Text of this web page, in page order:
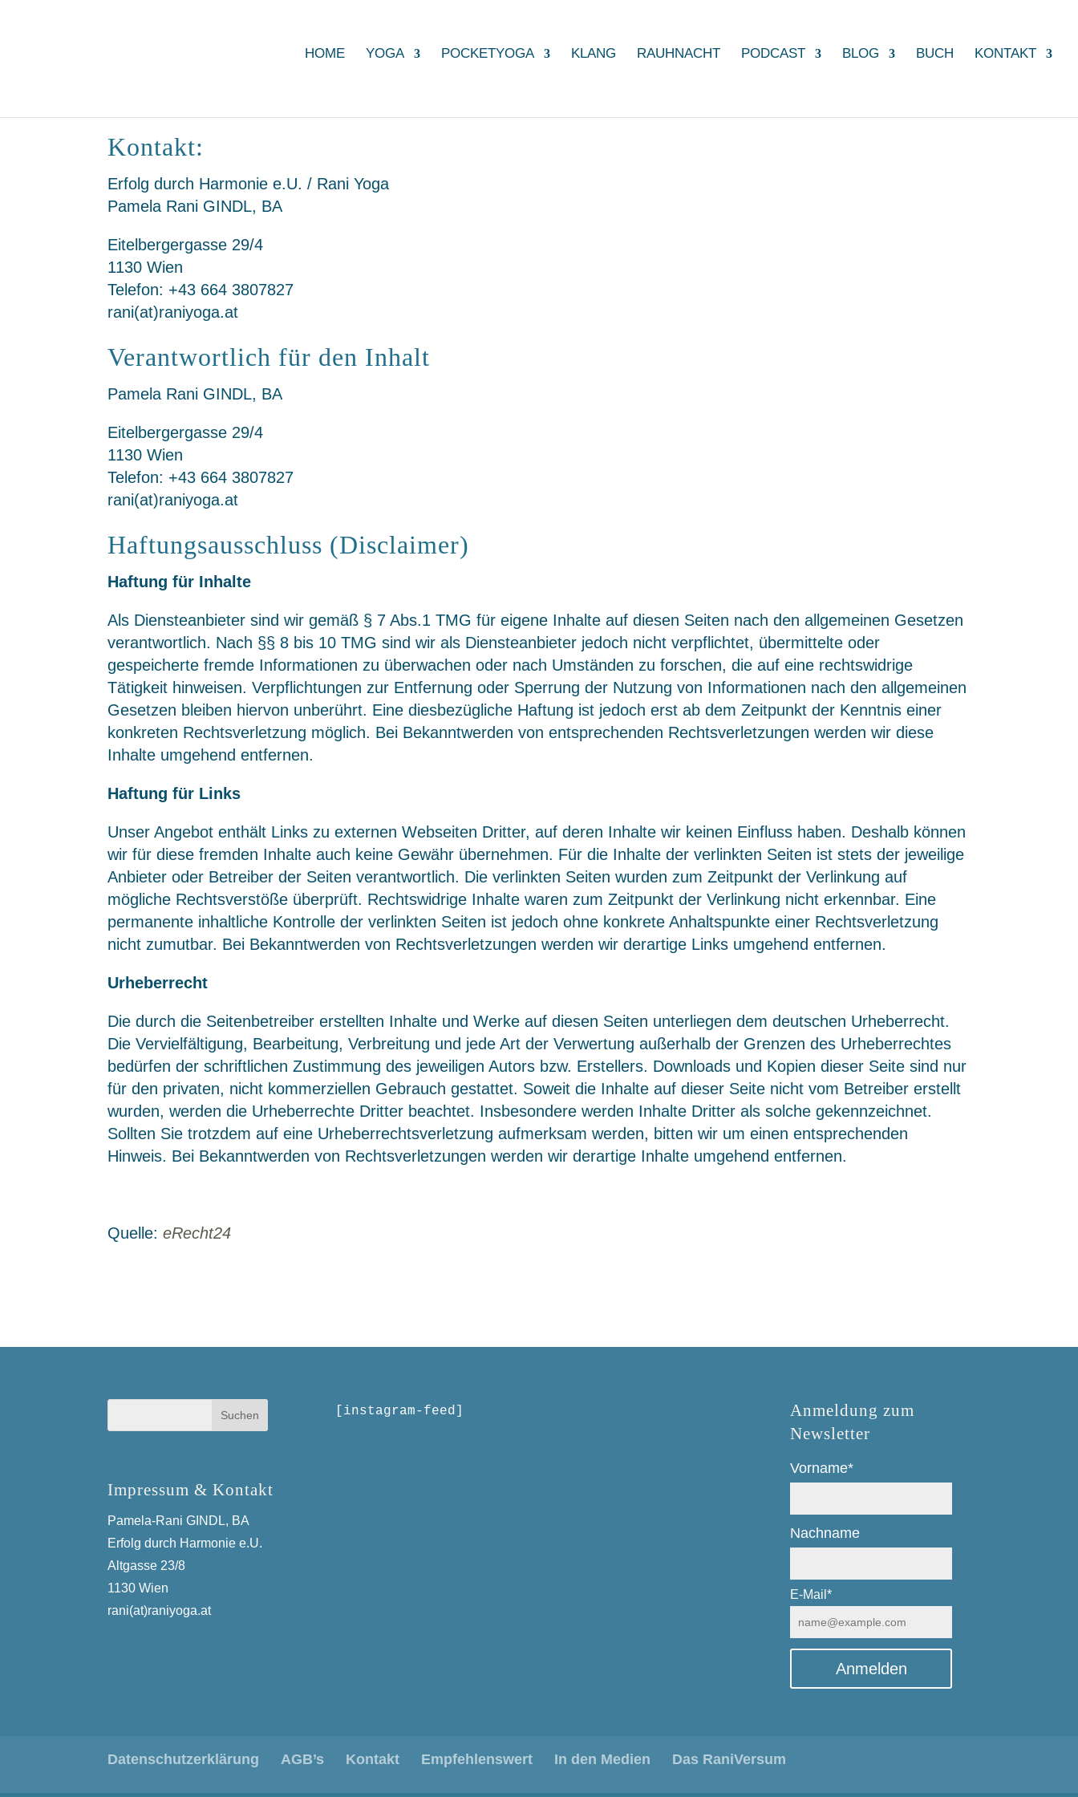
HOME YOGA POCKETYOGA KLANG RAUHNACHT PODCAST BLOG BUCH KONTAKT
Kontakt:
Erfolg durch Harmonie e.U. / Rani Yoga
Pamela Rani GINDL, BA
Eitelbergergasse 29/4
1130 Wien
Telefon: +43 664 3807827
rani(at)raniyoga.at
Verantwortlich für den Inhalt
Pamela Rani GINDL, BA
Eitelbergergasse 29/4
1130 Wien
Telefon: +43 664 3807827
rani(at)raniyoga.at
Haftungsausschluss (Disclaimer)
Haftung für Inhalte
Als Diensteanbieter sind wir gemäß § 7 Abs.1 TMG für eigene Inhalte auf diesen Seiten nach den allgemeinen Gesetzen
verantwortlich. Nach §§ 8 bis 10 TMG sind wir als Diensteanbieter jedoch nicht verpflichtet, übermittelte oder
gespeicherte fremde Informationen zu überwachen oder nach Umständen zu forschen, die auf eine rechtswidrige
Tätigkeit hinweisen. Verpflichtungen zur Entfernung oder Sperrung der Nutzung von Informationen nach den allgemeinen
Gesetzen bleiben hiervon unberührt. Eine diesbezügliche Haftung ist jedoch erst ab dem Zeitpunkt der Kenntnis einer
konkreten Rechtsverletzung möglich. Bei Bekanntwerden von entsprechenden Rechtsverletzungen werden wir diese
Inhalte umgehend entfernen.
Haftung für Links
Unser Angebot enthält Links zu externen Webseiten Dritter, auf deren Inhalte wir keinen Einfluss haben. Deshalb können
wir für diese fremden Inhalte auch keine Gewähr übernehmen. Für die Inhalte der verlinkten Seiten ist stets der jeweilige
Anbieter oder Betreiber der Seiten verantwortlich. Die verlinkten Seiten wurden zum Zeitpunkt der Verlinkung auf
mögliche Rechtsverstöße überprüft. Rechtswidrige Inhalte waren zum Zeitpunkt der Verlinkung nicht erkennbar. Eine
permanente inhaltliche Kontrolle der verlinkten Seiten ist jedoch ohne konkrete Anhaltspunkte einer Rechtsverletzung
nicht zumutbar. Bei Bekanntwerden von Rechtsverletzungen werden wir derartige Links umgehend entfernen.
Urheberrecht
Die durch die Seitenbetreiber erstellten Inhalte und Werke auf diesen Seiten unterliegen dem deutschen Urheberrecht.
Die Vervielfältigung, Bearbeitung, Verbreitung und jede Art der Verwertung außerhalb der Grenzen des Urheberrechtes
bedürfen der schriftlichen Zustimmung des jeweiligen Autors bzw. Erstellers. Downloads und Kopien dieser Seite sind nur
für den privaten, nicht kommerziellen Gebrauch gestattet. Soweit die Inhalte auf dieser Seite nicht vom Betreiber erstellt
wurden, werden die Urheberrechte Dritter beachtet. Insbesondere werden Inhalte Dritter als solche gekennzeichnet.
Sollten Sie trotzdem auf eine Urheberrechtsverletzung aufmerksam werden, bitten wir um einen entsprechenden
Hinweis. Bei Bekanntwerden von Rechtsverletzungen werden wir derartige Inhalte umgehend entfernen.
Quelle:eRecht24
Impressum & Kontakt
Pamela-Rani GINDL, BA
Erfolg durch Harmonie e.U.
Altgasse 23/8
1130 Wien
rani(at)raniyoga.at
[instagram-feed]
Anmeldung zum
Newsletter
Vorname*
Nachname
E-Mail*
Anmelden
Datenschutzerklärung AGB’s Kontakt Empfehlenswert In den Medien Das RaniVersum